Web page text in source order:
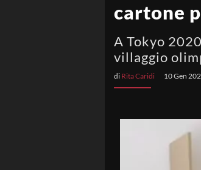
cartone
A Tokyo
villaggio
di Rita Caridi 10 Gen